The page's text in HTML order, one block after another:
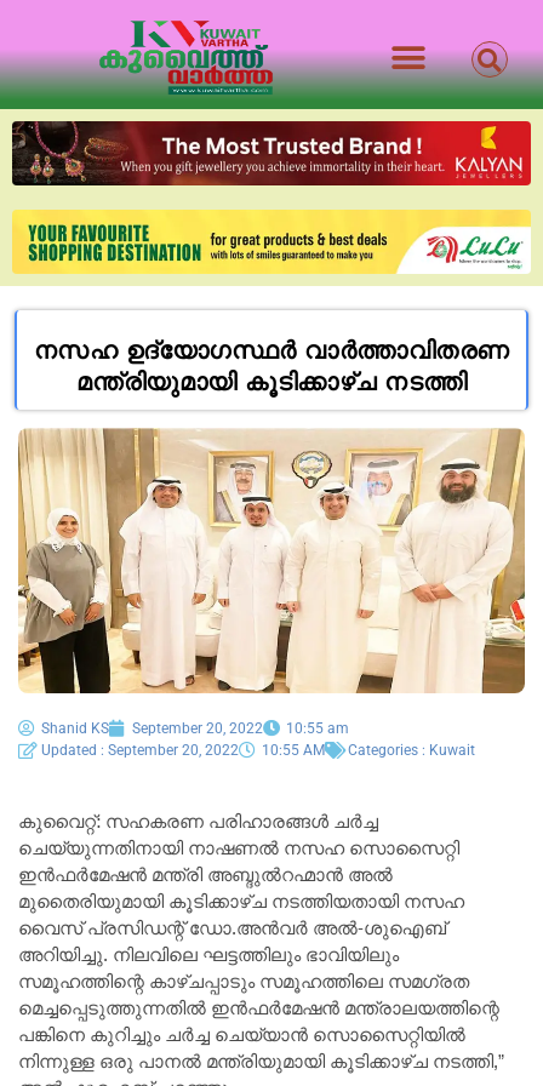
നസഹ ഉദ്യോഗസ്ഥർ വാർത്താവിതരണ
മന്ത്രിയുമായി കൂടിക്കാഴ്ച നടത്തി
Shanid KS September 20, 2022
10:55 am
Updated : September 20, 2022
10:55 AM Categories : Kuwait
കുവൈറ്റ്: സഹകരണ പരിഹാരങ്ങൾ ചർച്ച
ചെയ്യുന്നതിനായി നാഷണൽ നസഹ സൊസൈറ്റി
ഇൻഫർമേഷൻ മന്ത്രി അബ്ദുൽറഹ്മാൻ അൽ
മുതൈരിയുമായി കൂടിക്കാഴ്ച നടത്തിയതായി നസഹ
വൈസ് പ്രസിഡന്റ് ഡോ.അൻവർ അൽ-ശുഐബ്
അറിയിച്ചു. നിലവിലെ ഘട്ടത്തിലും ഭാവിയിലും
സമൂഹത്തിന്റെ കാഴ്ചപ്പാടും സമൂഹത്തിലെ സമഗ്രത
മെച്ചപ്പെടുത്തുന്നതിൽ ഇൻഫർമേഷൻ മന്ത്രാലയത്തിന്റെ
പങ്കിനെ കുറിച്ചും ചർച്ച ചെയ്യാൻ സൊസൈറ്റിയിൽ
നിന്നുള്ള ഒരു പാനൽ മന്ത്രിയുമായി കൂടിക്കാഴ്ച നടത്തി,”